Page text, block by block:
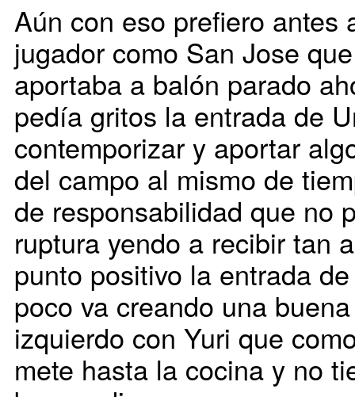
Aún con eso prefiero antes
jugador como San Jose
aportaba a balón parado
pedía gritos la entrada de
contemporizar y aportar
del campo al mismo de
de responsabilidad que no
ruptura yendo a recibir tan
punto positivo la entrada
poco va creando una
izquierdo con Yuri que
mete hasta la cocina y no